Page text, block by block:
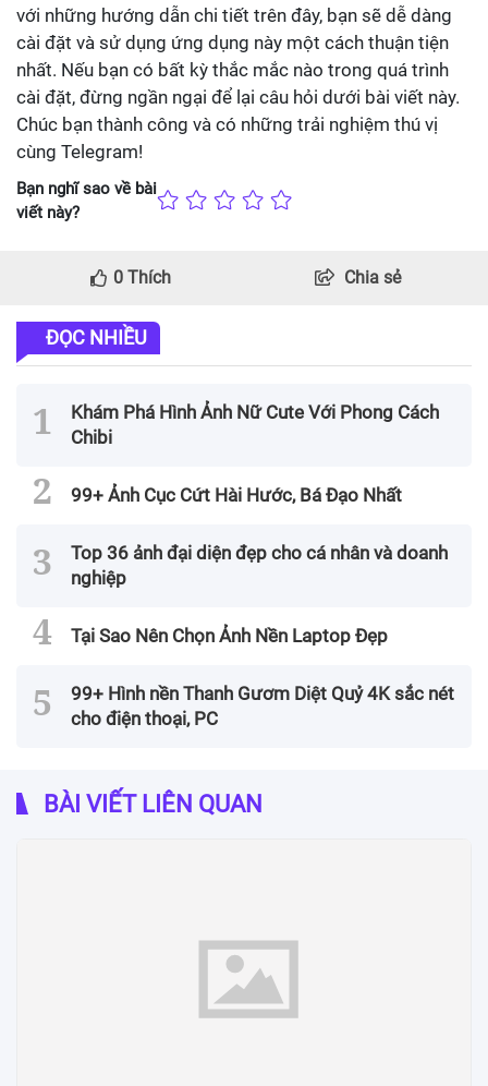
với những hướng dẫn chi tiết trên đây, bạn sẽ dễ dàng
cài đặt và sử dụng ứng dụng này một cách thuận tiện
nhất. Nếu bạn có bất kỳ thắc mắc nào trong quá trình
cài đặt, đừng ngần ngại để lại câu hỏi dưới bài viết này.
Chúc bạn thành công và có những trải nghiệm thú vị
cùng Telegram!
Bạn nghĩ sao về bài
viết này?
0 Thích Chia sẻ
ĐỌC NHIỀU
Khám Phá Hình Ảnh Nữ Cute Với Phong Cách
Chibi
99+ Ảnh Cục Cứt Hài Hước, Bá Đạo Nhất
Top 36 ảnh đại diện đẹp cho cá nhân và doanh
nghiệp
Tại Sao Nên Chọn Ảnh Nền Laptop Đẹp
99+ Hình nền Thanh Gươm Diệt Quỷ 4K sắc nét
cho điện thoại, PC
BÀI VIẾT LIÊN QUAN